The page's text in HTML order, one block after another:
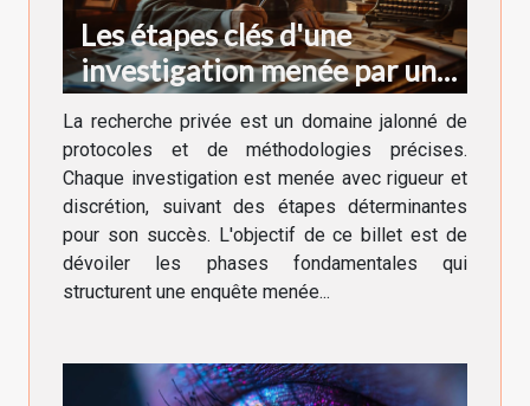
Les étapes clés d'une
investigation menée par un
professionnel de la
recherche privée
La recherche privée est un domaine jalonné de
protocoles et de méthodologies précises.
Chaque investigation est menée avec rigueur et
discrétion, suivant des étapes déterminantes
pour son succès. L'objectif de ce billet est de
dévoiler les phases fondamentales qui
structurent une enquête menée...